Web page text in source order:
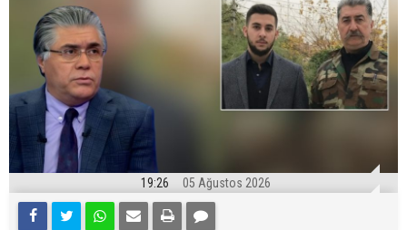
19:26 05 Ağustos 2026